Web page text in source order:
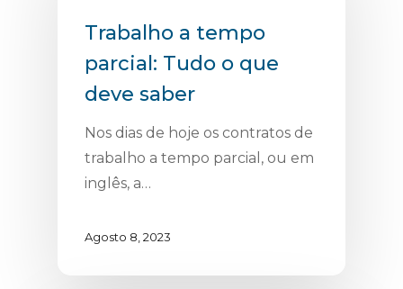
Trabalho a tempo
parcial: Tudo o que
deve saber
Nos dias de hoje os contratos de
trabalho a tempo parcial, ou em
inglês, a…
Agosto 8, 2023